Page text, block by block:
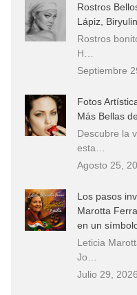
Rostros
Lápiz,
Rostros
H…
Septiembre
Fotos
Más Bellas
Descubre la
esta…
Agosto 25,
Los pasos
Marotta
en un
Leticia
Jo…
Julio 29, 2026